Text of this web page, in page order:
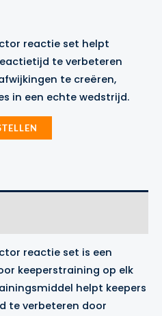
reactie set helpt
te verbeteren
te creëren,
in een echte wedstrijd.
reactie set is een
keeperstraining op elk
helpt keepers
te verbeteren door